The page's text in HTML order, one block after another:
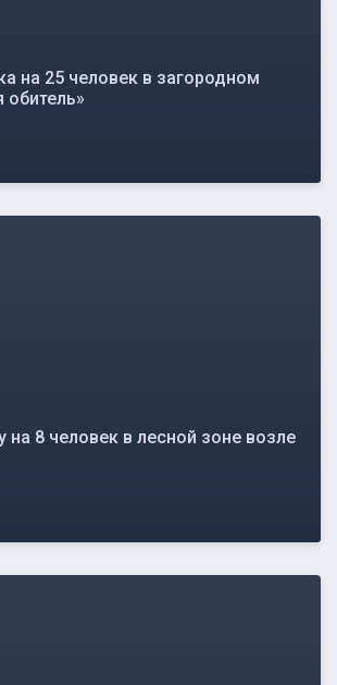
на 25 человек в загородном
обитель»
на 8 человек в лесной зоне возле